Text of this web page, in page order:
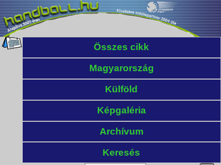
Összes cikk
Magyarország
Külföld
Képgaléria
Archívum
Keresés